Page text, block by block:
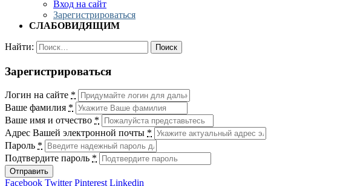
Вход на сайт
Зарегистрироваться
СЛАБОВИДЯЩИМ
Найти:
Зарегистрироваться
Логин на сайте *
Ваше фамилия *
Ваше имя и отчество *
Адрес Вашей электронной почты *
Пароль *
Подтвердите пароль *
Отправить
Facebook Twitter Pinterest Linkedin